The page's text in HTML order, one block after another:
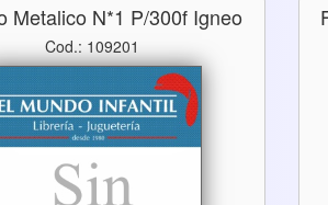
Metalico N*1 P/300f Igneo
Cod.: 109201